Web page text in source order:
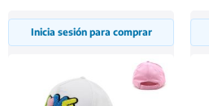
Inicia sesión para comprar